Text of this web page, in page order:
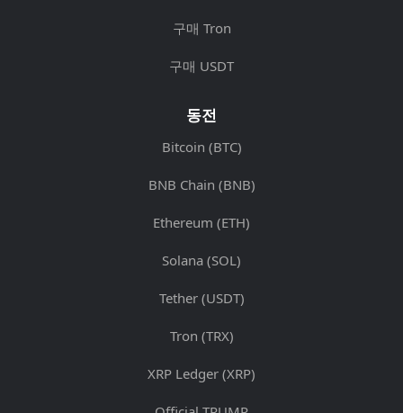
구매 Tron
구매 USDT
동전
Bitcoin (BTC)
BNB Chain (BNB)
Ethereum (ETH)
Solana (SOL)
Tether (USDT)
Tron (TRX)
XRP Ledger (XRP)